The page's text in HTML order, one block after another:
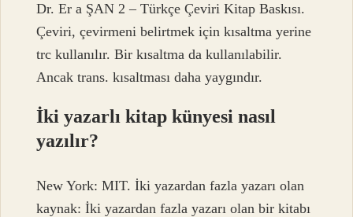
Dr. Er a ŞAN 2 – Türkçe Çeviri Kitap Baskısı.
Çeviri, çevirmeni belirtmek için kısaltma yerine
trc kullanılır. Bir kısaltma da kullanılabilir.
Ancak trans. kısaltması daha yaygındır.
İki yazarlı kitap künyesi nasıl
yazılır?
New York: MIT. İki yazardan fazla yazarı olan
kaynak: İki yazardan fazla yazarı olan bir kitabı